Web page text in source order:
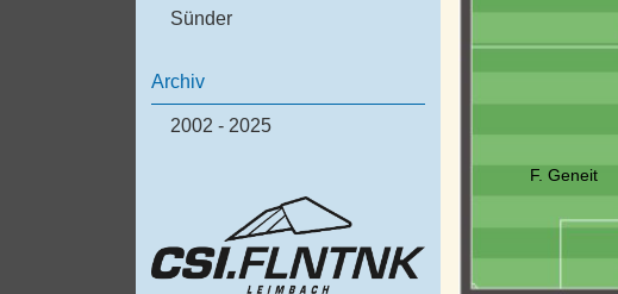
Sünder
Archiv
2002 - 2025
F. Geneit